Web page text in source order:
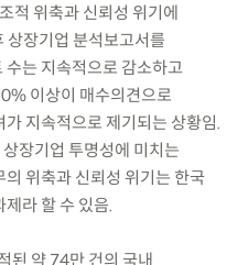
적 위축과 신뢰성 위기에
장기업 분석보고서를
는 지속적으로 감소하고
이상이 매수의견으로
지속적으로 제기되는 상황임.
장기업 투명성에 미치는
위축과 신뢰성 위기는 한국
라 할 수 있음.
된 약 74만 건의 국내